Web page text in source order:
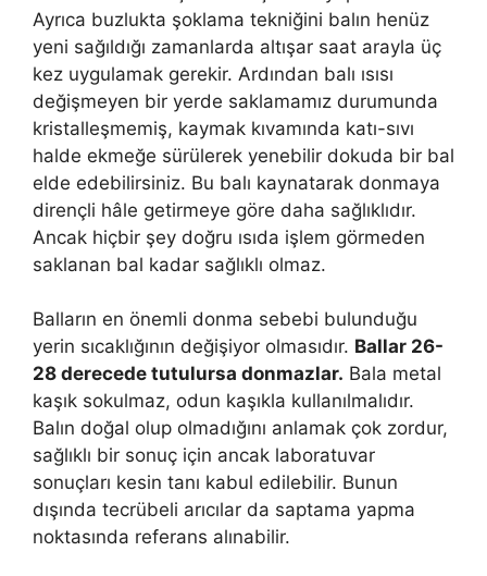
Ayrıca buzlukta şoklama tekniğini balın henüz
yeni sağıldığı zamanlarda altışar saat arayla üç
kez uygulamak gerekir. Ardından balı ısısı
değişmeyen bir yerde saklamamız durumunda
kristalleşmemiş, kaymak kıvamında katı-sıvı
halde ekmeğe sürülerek yenebilir dokuda bir bal
elde edebilirsiniz. Bu balı kaynatarak donmaya
dirençli hâle getirmeye göre daha sağlıklıdır.
Ancak hiçbir şey doğru ısıda işlem görmeden
saklanan bal kadar sağlıklı olmaz.
Balların en önemli donma sebebi bulunduğu
yerin sıcaklığının değişiyor olmasıdır. Ballar 26-
28 derecede tutulursa donmazlar. Bala metal
kaşık sokulmaz, odun kaşıkla kullanılmalıdır.
Balın doğal olup olmadığını anlamak çok zordur,
sağlıklı bir sonuç için ancak laboratuvar
sonuçları kesin tanı kabul edilebilir. Bunun
dışında tecrübeli arıcılar da saptama yapma
noktasında referans alınabilir.